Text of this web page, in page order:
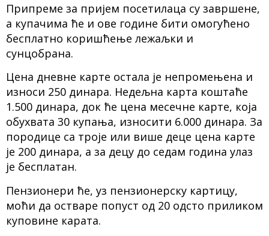
Припреме за пријем посетилаца су завршене,
а купачима ће и ове године бити омогућено
бесплатно коришћење лежаљки и
сунцобрана.
Цена дневне карте остала је непромењена и
износи 250 динара. Недељна карта коштаће
1.500 динара, док ће цена месечне карте, која
обухвата 30 купања, износити 6.000 динара. За
породице са троје или више деце цена карте
је 200 динара, а за децу до седам година улаз
је бесплатан.
Пензионери ће, уз пензионерску картицу,
моћи да остваре попуст од 20 одсто приликом
куповине карата.